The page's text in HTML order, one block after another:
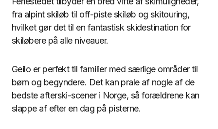
fra alpint skiløb til off-piste skiløb og skitouring,
hvilket gør det til en fantastisk skidestination for
skiløbere på alle niveauer.
Geilo er perfekt til familier med særlige områder til
børn og begyndere. Det kan prale af nogle af de
bedste afterski-scener i Norge, så forældrene kan
slappe af efter en dag på pisterne.